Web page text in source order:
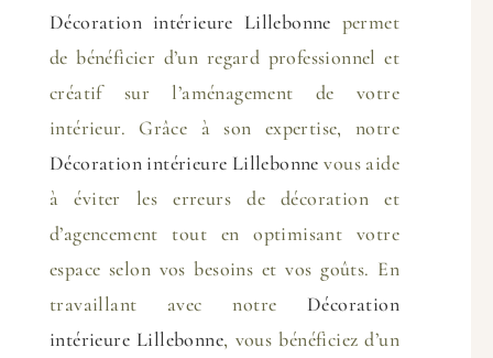
Décoration intérieure Lillebonne permet
de bénéficier d’un regard professionnel et
créatif sur l’aménagement de votre
intérieur. Grâce à son expertise, notre
Décoration intérieure Lillebonne vous aide
à éviter les erreurs de décoration et
d’agencement tout en optimisant votre
espace selon vos besoins et vos goûts. En
travaillant avec notre Décoration
intérieure Lillebonne, vous bénéficiez d’un